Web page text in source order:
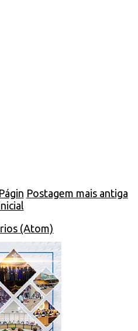
Postagem mais antiga
Págin
(Atom)